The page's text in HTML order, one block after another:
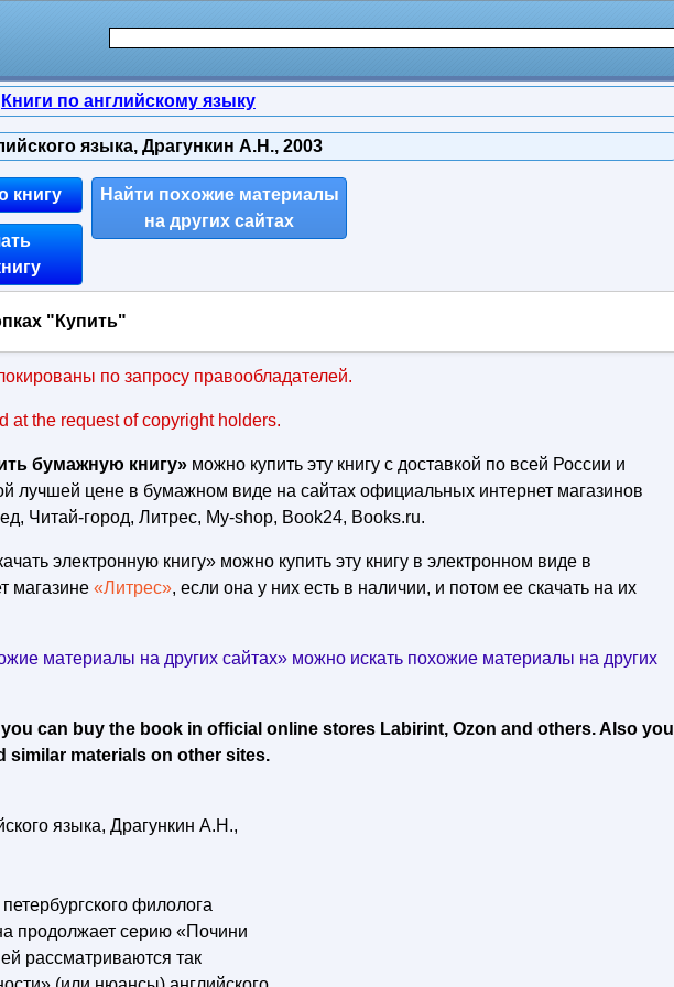
Книги по английскому языку
языка, Драгункин А.Н., 2003
книгу
Найти похожие материалы
на других сайтах
"Купить"
по запросу правообладателей.
at the request of copyright holders.
бумажную книгу» можно купить эту книгу с доставкой по всей России и
лучшей цене в бумажном виде на сайтах официальных интернет магазинов
Читай-город, Литрес, My-shop, Book24, Books.ru.
электронную книгу» можно купить эту книгу в электронном виде в
магазине «Литрес», если она у них есть в наличии, и потом ее скачать на их
материалы на других сайтах» можно искать похожие материалы на других
can buy the book in official online stores Labirint, Ozon and others. Also you
similar materials on other sites.
языка, Драгункин А.Н.,
филолога
продолжает серию «Почини
рассматриваются так